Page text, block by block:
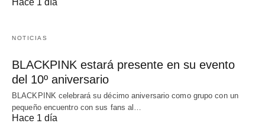
Hace 1 día
NOTICIAS
BLACKPINK estará presente en su evento
del 10º aniversario
BLACKPINK celebrará su décimo aniversario como grupo con un
pequeño encuentro con sus fans al…
Hace 1 día